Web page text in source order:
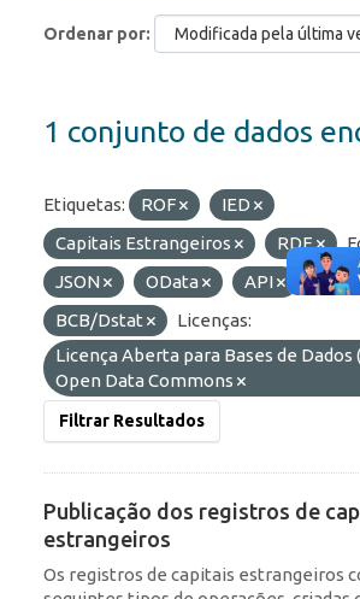
Ordenar por
1 conjunto de dados
Etiquetas: ROF
IED
Capitais Estrangeiros
RDE
JSON
OData API
BCB/Dstat
Licenças:
Licença Aberta para Bases de Dados
Open Data Commons
Filtrar Resultados
Publicação dos registros de
estrangeiros
Os registros de capitais estrangeiros